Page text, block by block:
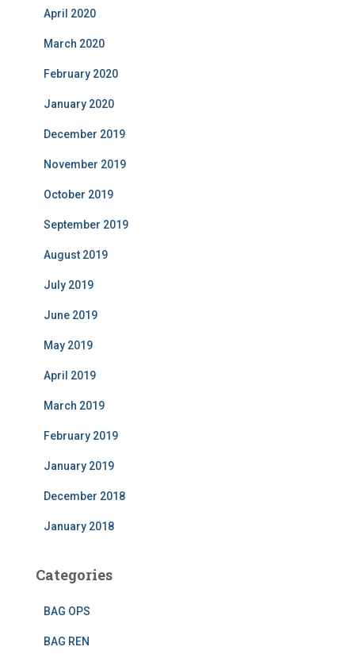
April 2020
March 2020
February 2020
January 2020
December 2019
November 2019
October 2019
September 2019
August 2019
July 2019
June 2019
May 2019
April 2019
March 2019
February 2019
January 2019
December 2018
January 2018
Categories
BAG OPS
BAG REN